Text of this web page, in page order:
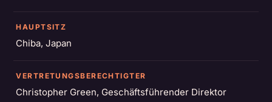
HAUPTSITZ
Chiba, Japan
VERTRETUNGSBERECHTIGTER
Christopher Green, Geschäftsführender Direktor